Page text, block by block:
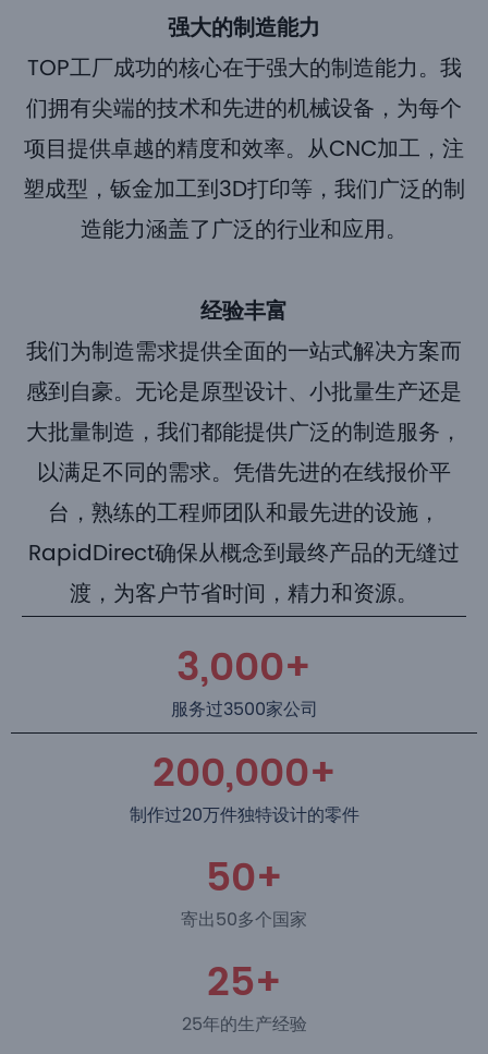
强大的制造能力
TOP工厂成功的核心在于强大的制造能力。我
们拥有尖端的技术和先进的机械设备，为每个
项目提供卓越的精度和效率。从CNC加工，注
塑成型，钣金加工到3D打印等，我们广泛的制
造能力涵盖了广泛的行业和应用。
经验丰富
我们为制造需求提供全面的一站式解决方案而
感到自豪。无论是原型设计、小批量生产还是
大批量制造，我们都能提供广泛的制造服务，
以满足不同的需求。凭借先进的在线报价平
台，熟练的工程师团队和最先进的设施，
RapidDirect确保从概念到最终产品的无缝过
渡，为客户节省时间，精力和资源。
3,000+
服务过3500家公司
200,000+
制作过20万件独特设计的零件
50+
寄出50多个国家
25+
25年的生产经验